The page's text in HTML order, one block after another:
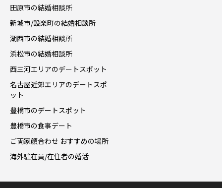
田原市の結婚相談所
新城市/設楽町の結婚相談所
湖西市の結婚相談所
浜松市の結婚相談所
西三河エリアのデートスポット
名古屋近郊エリアのデートスポ
ット
豊橋市のデートスポット
豊橋市の食事デート
ご両家顔合わせ おすすめの場所
海外駐在員/在住者の婚活